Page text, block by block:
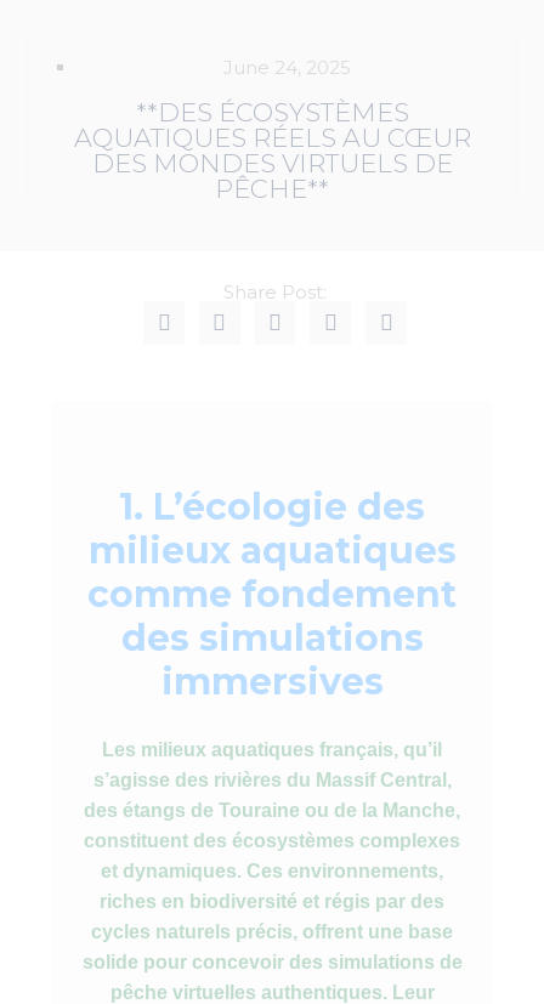
June 24, 2025
**DES ÉCOSYSTÈMES
AQUATIQUES RÉELS AU CŒUR
DES MONDES VIRTUELS DE
PÊCHE**
Share Post:
1. L’écologie des
milieux aquatiques
comme fondement
des simulations
immersives
Les milieux aquatiques français, qu’il
s’agisse des rivières du Massif Central,
des étangs de Touraine ou de la Manche,
constituent des écosystèmes complexes
et dynamiques. Ces environnements,
riches en biodiversité et régis par des
cycles naturels précis, offrent une base
solide pour concevoir des simulations de
pêche virtuelles authentiques. Leur